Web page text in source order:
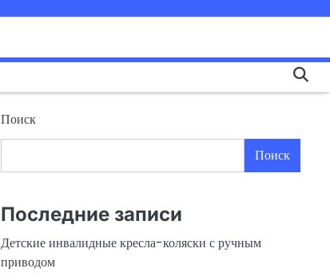
Поиск
Поиск
Последние записи
Детские инвалидные кресла-коляски с ручным
приводом